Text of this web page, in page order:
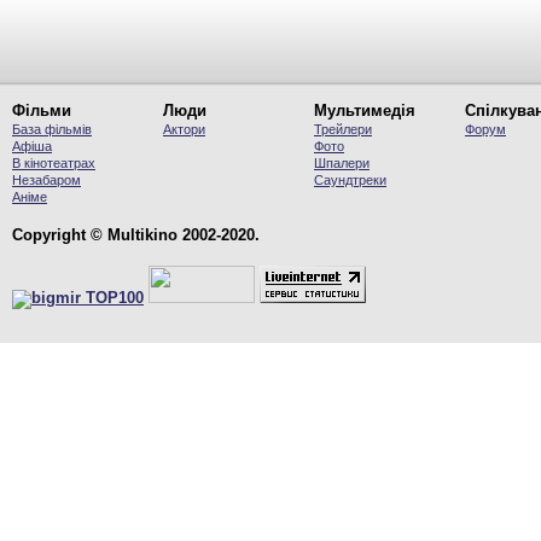
Фільми
База фільмів
Афіша
В кінотеатрах
Незабаром
Аніме
Люди
Актори
Мультимедія
Трейлери
Фото
Шпалери
Саундтреки
Форум
Copyright © Multikino 2002-2020.